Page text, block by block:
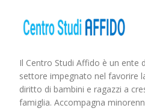
Il Centro Studi Affido è un ente
settore impegnato nel favorire
diritto di bambini e ragazzi a
famiglia. Accompagna